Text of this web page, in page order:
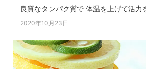
良質なタンパク質で 体温を上げて活力
2020年10月23日